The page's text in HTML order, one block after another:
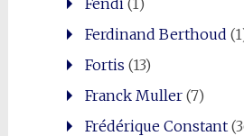
Ferdinand Berthoud
Fortis (13)
Franck Muller(7)
Frédérique Constant